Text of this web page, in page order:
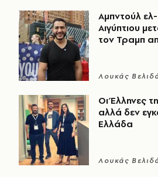
Αμπντούλ
Αιγύπτιου
τον Τραμπ
Λουκάς
Οι Έλληνες
αλλά δεν
Ελλάδα
Λουκάς